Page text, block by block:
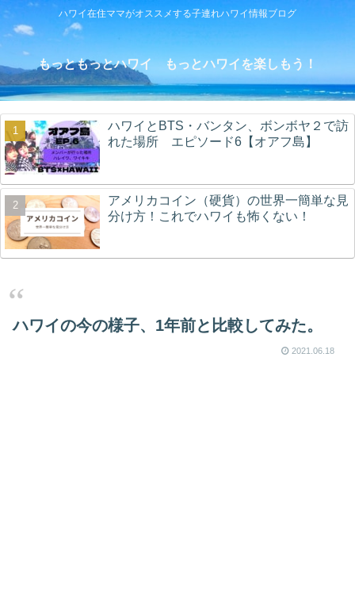
ハワイ在住ママがオススメする子連れハワイ情報ブログ
もっともっとハワイ もっとハワイを楽しもう！
ハワイとBTS・バンタン、ボンボヤ２で訪
れた場所 エピソード6【オアフ島】
アメリカコイン（硬貨）の世界一簡単な見
分け方！これでハワイも怖くない！
ハワイの今の様子、1年前と比較してみた。
2021.06.18